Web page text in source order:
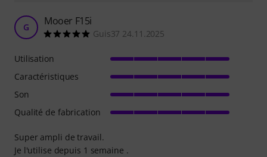
G Mooer F15i
Guis37 24.11.2025
Super ampli de travail.
Je l'utilise depuis 1 semaine .
Utilisation
Caractéristiques
Son
Qualité de fabrication